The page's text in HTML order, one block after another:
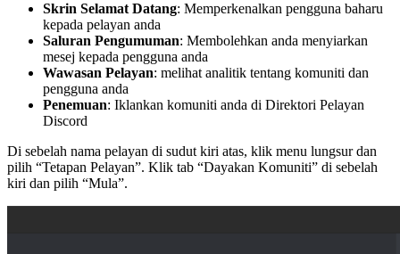
Skrin Selamat Datang: Memperkenalkan pengguna baharu
kepada pelayan anda
Saluran Pengumuman: Membolehkan anda menyiarkan
mesej kepada pengguna anda
Wawasan Pelayan: melihat analitik tentang komuniti dan
pengguna anda
Penemuan: Iklankan komuniti anda di Direktori Pelayan
Discord
Di sebelah nama pelayan di sudut kiri atas, klik menu lungsur dan
pilih “Tetapan Pelayan”. Klik tab “Dayakan Komuniti” di sebelah
kiri dan pilih “Mula”.